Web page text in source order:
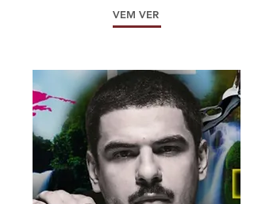
VEM VER